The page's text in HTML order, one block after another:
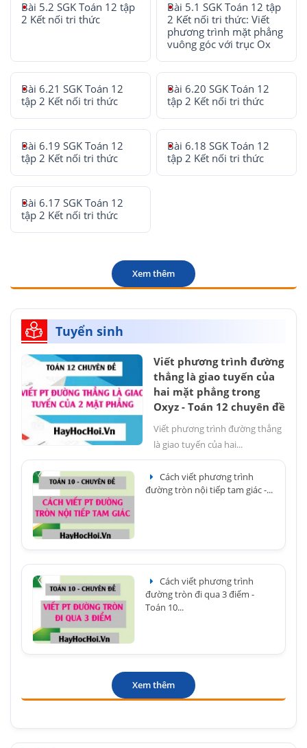
Bài 5.2 SGK Toán 12 tập
2 Kết nối tri thức
Bài 5.1 SGK Toán 12 tập
2 Kết nối tri thức: Viết
phương trình mặt phẳng
vuông góc với trục Ox
Bài 6.21 SGK Toán 12
tập 2 Kết nối tri thức
Bài 6.20 SGK Toán 12
tập 2 Kết nối tri thức
Bài 6.19 SGK Toán 12
tập 2 Kết nối tri thức
Bài 6.18 SGK Toán 12
tập 2 Kết nối tri thức
Bài 6.17 SGK Toán 12
tập 2 Kết nối tri thức
Xem thêm
Tuyển sinh
Viết phương trình đường
thẳng là giao tuyến của
hai mặt phẳng trong
Oxyz - Toán 12 chuyên đề
Viết phương trình đường thẳng
là giao tuyến của hai...
Cách viết phương trình
đường tròn nội tiếp tam giác -...
Cách viết phương trình
đường tròn đi qua 3 điểm -
Toán 10...
Xem thêm